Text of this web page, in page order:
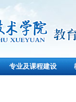
专业及课程建设